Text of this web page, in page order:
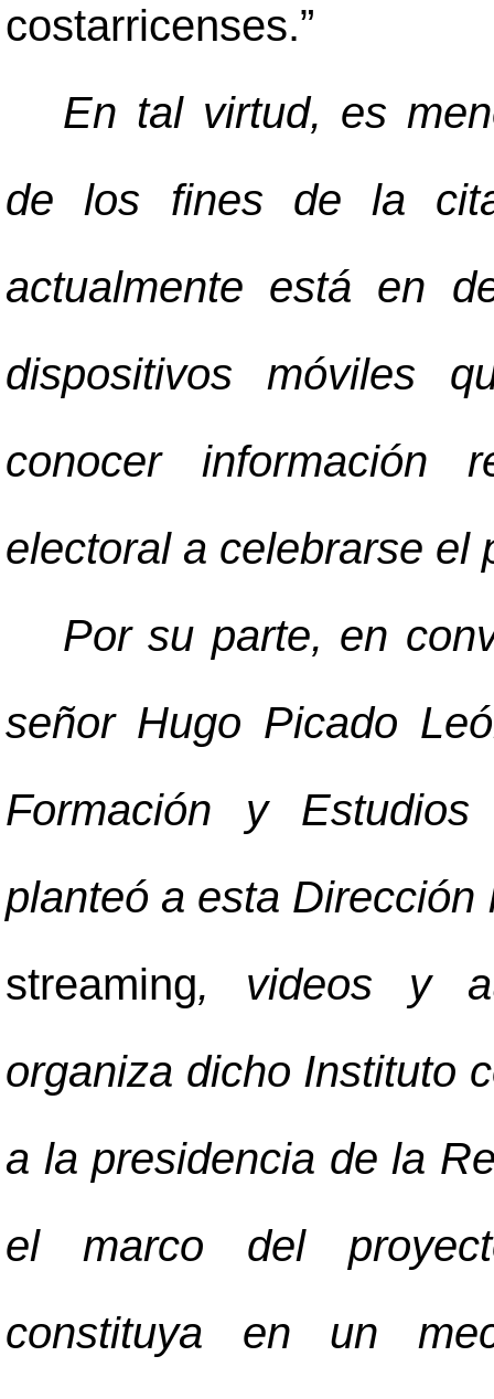
costarricenses.”
En tal virtud, es
de los fines de la
actualmente está en
dispositivos móviles
conocer información
electoral a celebrarse el
Por su parte, en
señor Hugo Picado
Formación y
planteó a esta
streaming, videos y
organiza dicho Instituto
a la presidencia de la
el marco del
constituya en un